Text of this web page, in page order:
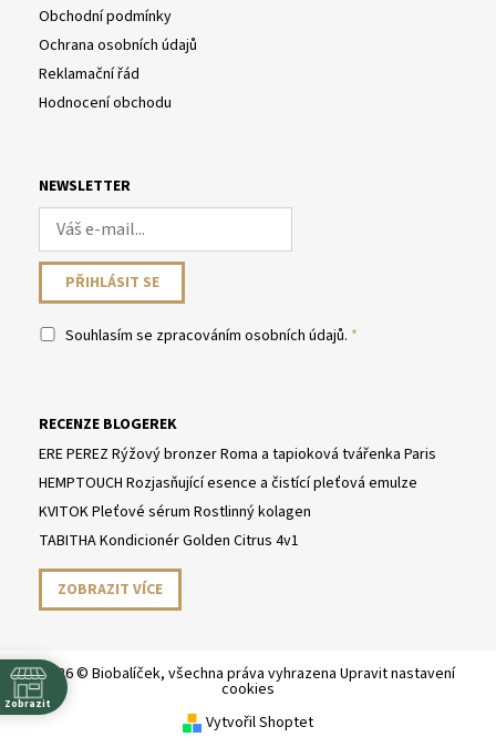
Obchodní podmínky
Ochrana osobních údajů
Reklamační řád
Hodnocení obchodu
NEWSLETTER
Souhlasím se zpracováním osobních údajů.
RECENZE BLOGEREK
ERE PEREZ Rýžový bronzer Roma a tapioková tvářenka Paris
HEMPTOUCH Rozjasňující esence a čistící pleťová emulze
KVITOK Pleťové sérum Rostlinný kolagen
TABITHA Kondicionér Golden Citrus 4v1
ZOBRAZIT VÍCE
2026 © Biobalíček, všechna práva vyhrazena Upravit nastavení
cookies
Vytvořil Shoptet
Zobrazit